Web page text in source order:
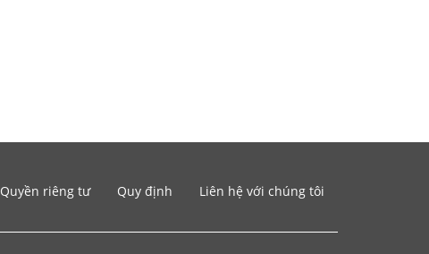
Quyền riêng tư Quy định Liên hệ với chúng tôi